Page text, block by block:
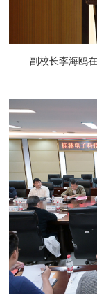
副校长李海鸥